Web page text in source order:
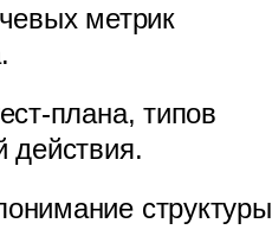
метрик
плана, типов
действия.
структуры